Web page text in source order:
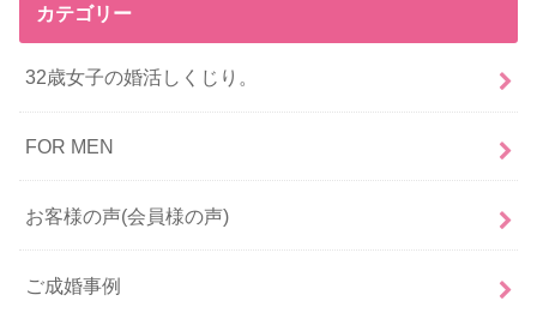
カテゴリー
32歳女子の婚活しくじり。
FOR MEN
お客様の声(会員様の声)
ご成婚事例